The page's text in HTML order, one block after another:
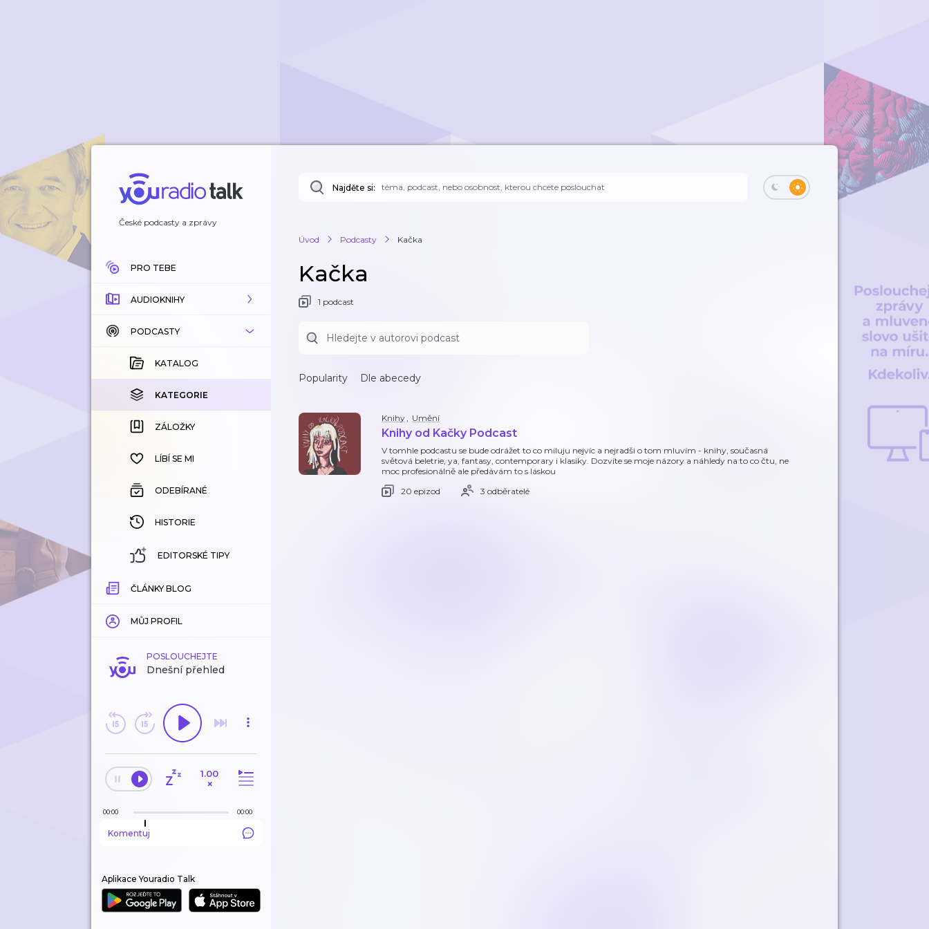
České podcasty a zprávy
PRO TEBE
AUDIOKNIHY
KATALOG
KOUPENÉ
KATEGORIE
ZÁLOŽKY
HISTORIE
PODCASTY
KATALOG
KATEGORIE
ZÁLOŽKY
LÍBÍ SE MI
ODEBÍRANÉ
HISTORIE
EDITORSKÉ TIPY
ČLÁNKY BLOG
MŮJ PROFIL
POSLOUCHEJTE
Dnešní přehled
1.00
×
00:00 00:00
Komentuj
Aplikace Youradio Talk
Najděte si:
Úvod Podcasty Kačka
Kačka
1 podcast
Popularity Dle abecedy
Knihy, Umění
Knihy od Kačky Podcast
V tomhle podcastu se bude odrážet to co miluju nejvíc a nejradši o tom mluvím - knihy, současná
světová beletrie, ya, fantasy, contemporary i klasiky. Dozvíte se moje názory a náhledy na to co čtu, ne
moc profesionálně ale předávám to s láskou
20 epizod
3 odběratelé